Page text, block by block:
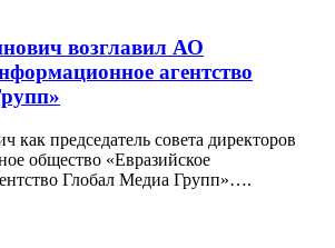
возглавил АО
агентство
как председатель совета директоров
общество «Евразийское
Глобал Медиа Групп»….